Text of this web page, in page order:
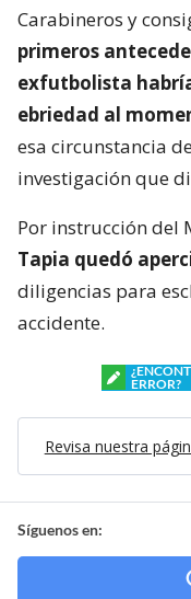
Carabineros y
primeros
exfutbolista
ebriedad al
esa circunstancia
investigación que
Por instrucción del
Tapia quedó
diligencias para
accidente.
ERROR?
Revisa nuestra
Síguenos en: